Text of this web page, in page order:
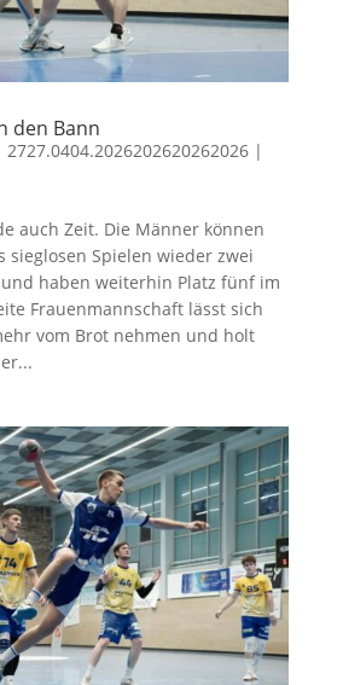
den Bann
2727.0404.2026202620262026|
auch Zeit. Die Männer können
sieglosen Spielen wieder zwei
haben weiterhin Platz fünf im
Frauenmannschaft lässt sich
vom Brot nehmen und holt